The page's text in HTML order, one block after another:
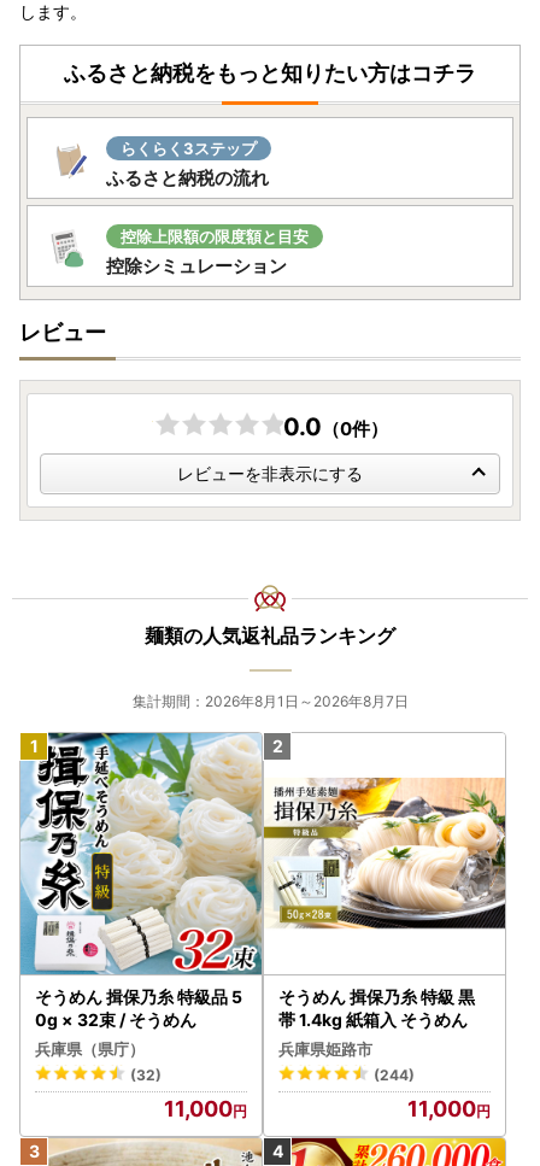
します。
ふるさと納税をもっと知りたい方はコチラ
らくらく3ステップ
ふるさと納税の流れ
控除上限額の限度額と目安
控除シミュレーション
レビュー
0.0 （0件）
レビューを非表示にする
麺類の人気返礼品ランキング
集計期間：2026年8月1日～2026年8月7日
そうめん 揖保乃糸 特級品 5
0g × 32束 / そうめん
兵庫県（県庁）
(32)
11,000
そうめん 揖保乃糸 特級 黒
帯 1.4kg 紙箱入 そうめん
兵庫県姫路市
(244)
11,000